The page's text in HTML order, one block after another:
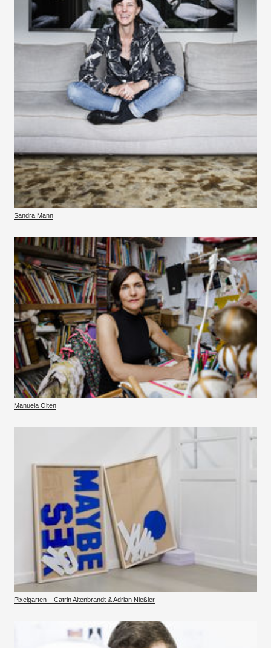
Sandra Mann
Manuela Olten
Pixelgarten – Catrin Altenbrandt & Adrian Nießler